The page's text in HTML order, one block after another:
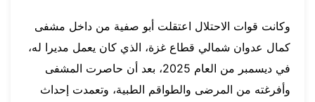
وكانت قوات الاحتلال اعتقلت أبو صفية من داخل مشفى
كمال عدوان شمالي قطاع غزة، الذي كان يعمل مديرا له،
في ديسمبر من العام 2025، بعد أن حاصرت المشفى
وأفرغته من المرضى والطواقم الطبية، وتعمدت إحداث